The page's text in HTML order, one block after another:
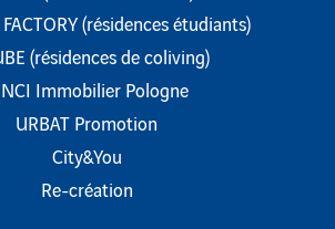
(résidences étudiants)
(résidences de coliving)
Immobilier Pologne
URBAT Promotion
City&You
Re-création